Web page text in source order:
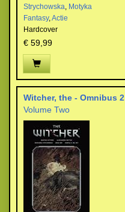
Strychowska, Motyka
Fantasy,Actie
Hardcover
€ 59,99
Witcher, the - Omnibus 2
Volume Two